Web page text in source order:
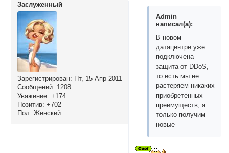
Заслуженный
Зарегистрирован: Пт, 15 Апр 2011
Сообщений: 1208
Уважение: +174
Позитив: +702
Пол: Женский
Admin
написал(а):
В новом
датацентре уже
подключена
защита от DDoS,
то есть мы не
растеряем никаких
приобретенных
преимуществ, а
только получим
новые